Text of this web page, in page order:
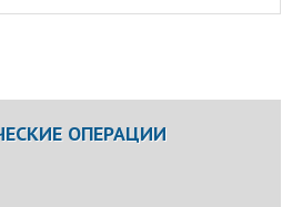
ОПЕРАЦИИ